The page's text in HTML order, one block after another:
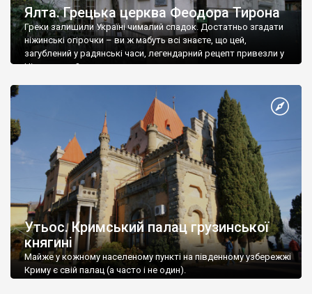
Ялта. Грецька церква Феодора Тирона
Греки залишили Україні чималий спадок. Достатньо згадати
ніжинські огірочки – ви ж мабуть всі знаєте, що цей,
загублений у радянські часи, легендарний рецепт привезли у
Ніжин греки?
Утьос. Кримський палац грузинської
княгині
Майже у кожному населеному пункті на південному узбережжі
Криму є свій палац (а часто і не один).